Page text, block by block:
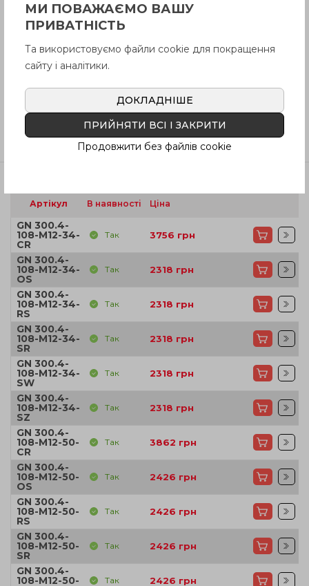
Питання про продукцію
Інструкція (pdf.)
Відгуки
Артікул В наявності Ціна
GN 300.4-
108-M12-34-
CR
Так 3756 грн
GN 300.4-
108-M12-34-
OS
Так 2318 грн
GN 300.4-
108-M12-34-
RS
Так 2318 грн
GN 300.4-
108-M12-34-
SR
Так 2318 грн
GN 300.4-
108-M12-34-
SW
Так 2318 грн
GN 300.4-
108-M12-34-
SZ
Так 2318 грн
GN 300.4-
108-M12-50-
CR
Так 3862 грн
GN 300.4-
108-M12-50-
OS
Так 2426 грн
GN 300.4-
108-M12-50-
RS
Так 2426 грн
GN 300.4-
108-M12-50-
SR
Так 2426 грн
GN 300.4-
108-M12-50- Так 2426 грн
МИ ПОВАЖАЄМО ВАШУ
ПРИВАТНІСТЬ
Та використовуємо файли cookie для покращення
сайту і аналітики.
ДОКЛАДНІШЕ
ПРИЙНЯТИ ВСІ І ЗАКРИТИ
Продовжити без файлів cookie